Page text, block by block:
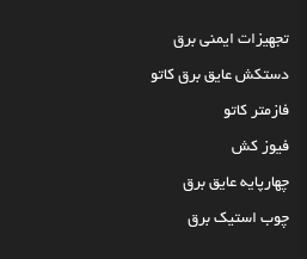
تجهیزات ایمنی برق
دستکش عایق برق کاتو
فازمتر کاتو
فیوز کش
چهارپایه عایق برق
چوب استیک برق